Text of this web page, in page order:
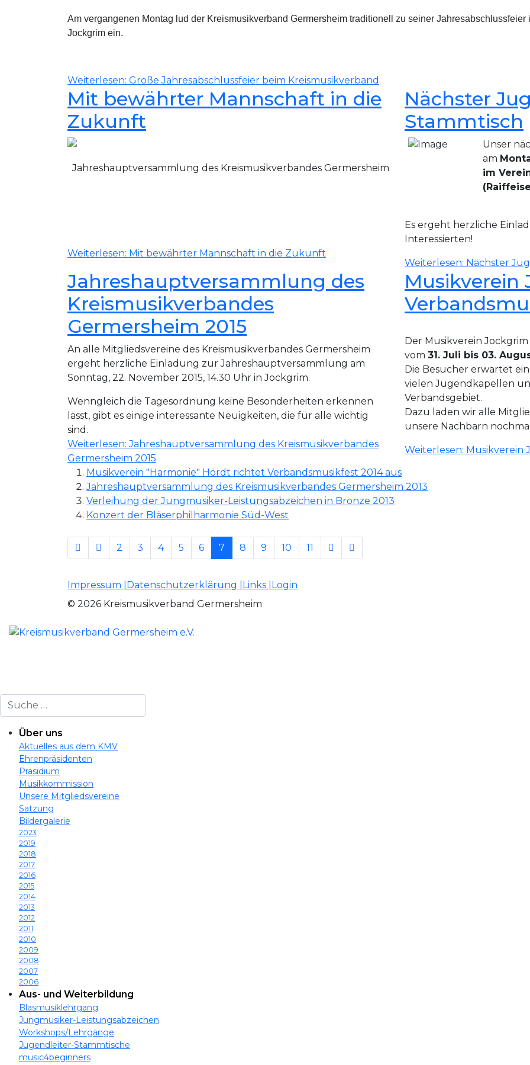
Am vergangenen Montag lud der Kreismusikverband Germersheim traditionell zu seiner
Jockgrim ein.
Weiterlesen: Große Jahresabschlussfeier beim Kreismusikverband
Mit bewährter Mannschaft in die
Zukunft
Jahreshauptversammlung des Kreismusikverbandes Germersheim
Weiterlesen: Mit bewährter Mannschaft in die Zukunft
Nächster
Stammtisch
Unser
am
im
(R
Es ergeht herzliche
Interessierten!
Weiterlesen: Nächster
Jahreshauptversammlung des
Kreismusikverbandes
Germersheim 2015
An alle Mitgliedsvereine des Kreismusikverbandes Germersheim
ergeht herzliche Einladung zur Jahreshauptversammlung am
Sonntag, 22. November 2015, 14.30 Uhr in Jockgrim.
Wenngleich die Tagesordnung keine Besonderheiten erkennen
lässt, gibt es einige interessante Neuigkeiten, die für alle wichtig
sind.
Weiterlesen: Jahreshauptversammlung des Kreismusikverbandes
Germersheim 2015
Musikverein
Der Musikverein
vom 31. Juli bis 03.
Die Besucher erwartet
vielen Jugendkapellen
Verbandsgebiet.
Dazu laden wir alle
unsere Nachbarn
Weiterlesen: Musikverein
Musikverein "Harmonie" Hördt richtet Verbandsmusikfest 2014 aus
Jahreshauptversammlung des Kreismusikverbandes Germersheim 2013
Verleihung der Jungmusiker-Leistungsabzeichen in Bronze 2013
Konzert der Bläserphilharmonie Süd-West
2 3 4 5 6 7 8 9 10 11
Impressum | Datenschutzerklärung | Links | Login
© 2026 Kreismusikverband Germersheim
Suchen
Über uns
Aktuelles aus dem KMV
Ehrenpräsidenten
Präsidium
Musikkommission
Unsere Mitgliedsvereine
Satzung
Bildergalerie
2023
2019
2018
2017
2016
2015
2014
2013
2012
2011
2010
2009
2008
2007
2006
Aus- und Weiterbildung
Blasmusiklehrgang
Jungmusiker-Leistungsabzeichen
Workshops/Lehrgänge
Jugendleiter-Stammtische
music4beginners